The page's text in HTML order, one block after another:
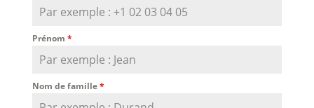
Prénom *
Nom de famille*